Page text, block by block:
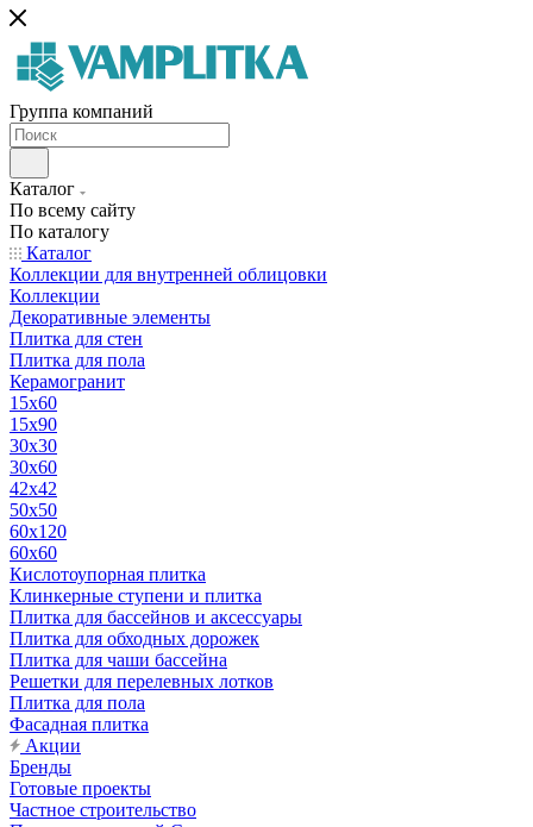
Группа компаний
Каталог
По всему сайту
По каталогу
Каталог
Коллекции для внутренней облицовки
Коллекции
Декоративные элементы
Плитка для стен
Плитка для пола
Керамогранит
15х60
15x90
30х30
30х60
42х42
50х50
60х120
60х60
Кислотоупорная плитка
Клинкерные ступени и плитка
Плитка для бассейнов и аксессуары
Плитка для обходных дорожек
Плитка для чаши бассейна
Решетки для перелевных лотков
Плитка для пола
Фасадная плитка
Акции
Бренды
Готовые проекты
Частное строительство